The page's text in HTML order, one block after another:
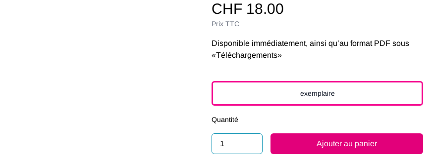
CHF 18.00
Prix ​​TTC
Disponible immédiatement, ainsi qu’au format PDF sous
«Téléchargements»
exemplaire
Quantité
Ajouter au panier